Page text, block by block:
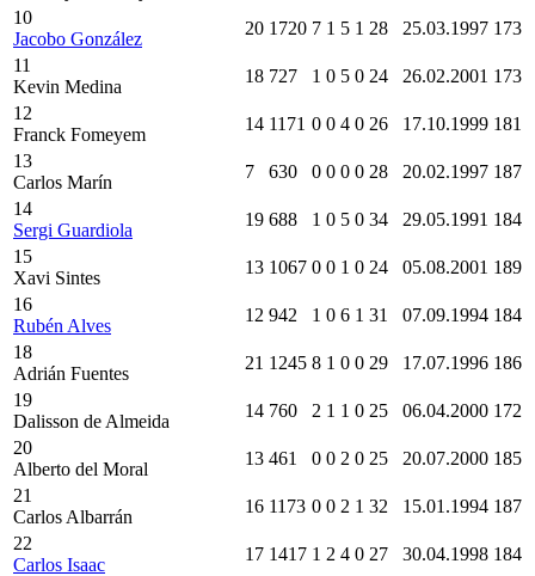
10
Jacobo González
20 1720 7 1 5 1 28 25.03.1997 173
11
Kevin Medina
18 727 1 0 5 0 24 26.02.2001 173
12
Franck Fomeyem
14 1171 0 0 4 0 26 17.10.1999 181
13
Carlos Marín
7 630 0 0 0 0 28 20.02.1997 187
14
Sergi Guardiola
19 688 1 0 5 0 34 29.05.1991 184
15
Xavi Sintes
13 1067 0 0 1 0 24 05.08.2001 189
16
Rubén Alves
12 942 1 0 6 1 31 07.09.1994 184
18
Adrián Fuentes
21 1245 8 1 0 0 29 17.07.1996 186
19
Dalisson de Almeida
14 760 2 1 1 0 25 06.04.2000 172
20
Alberto del Moral
13 461 0 0 2 0 25 20.07.2000 185
21
Carlos Albarrán
16 1173 0 0 2 1 32 15.01.1994 187
22
Carlos Isaac
17 1417 1 2 4 0 27 30.04.1998 184